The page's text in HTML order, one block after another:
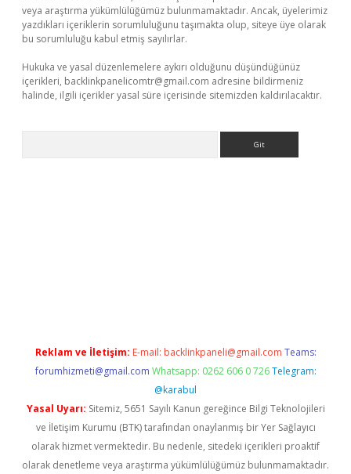
veya araştırma yükümlülüğümüz bulunmamaktadır. Ancak, üyelerimiz
yazdıkları içeriklerin sorumluluğunu taşımakta olup, siteye üye olarak
bu sorumluluğu kabul etmiş sayılırlar.
Hukuka ve yasal düzenlemelere aykırı olduğunu düşündüğünüz
içerikleri, backlinkpanelicomtr@gmail.com adresine bildirmeniz
halinde, ilgili içerikler yasal süre içerisinde sitemizden kaldırılacaktır.
Reklam ve İletişim: E-mail: backlinkpaneli@gmail.com Teams:
forumhizmeti@gmail.com Whatsapp: 0262 606 0 726 Telegram:
@karabul
Yasal Uyarı: Sitemiz, 5651 Sayılı Kanun gereğince Bilgi Teknolojileri
ve İletişim Kurumu (BTK) tarafından onaylanmış bir Yer Sağlayıcı
olarak hizmet vermektedir. Bu nedenle, sitedeki içerikleri proaktif
olarak denetleme veya araştırma yükümlülüğümüz bulunmamaktadır.